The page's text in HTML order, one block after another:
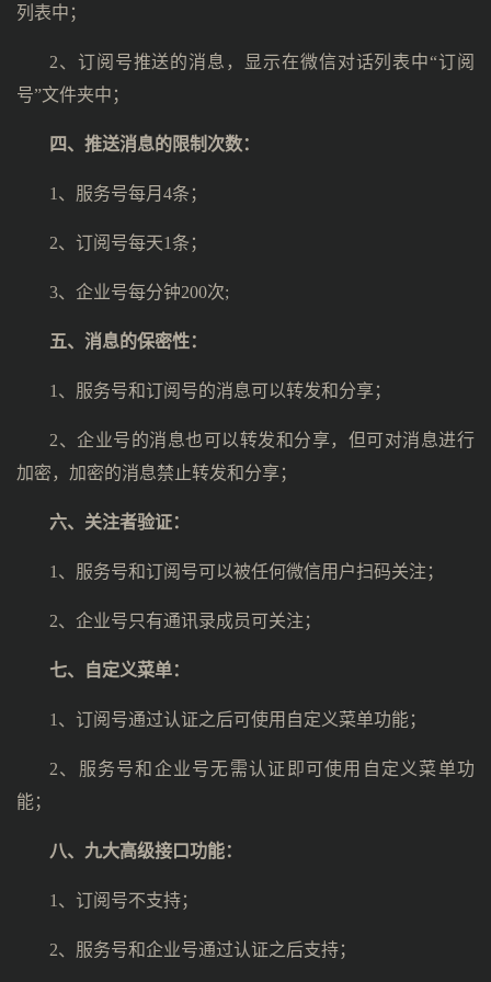
列表中；
2、订阅号推送的消息，显示在微信对话列表中“订阅
号”文件夹中；
四、 推送消息的限制次数：
1、服务号每月4条；
2、订阅号每天1条；
3、企业号每分钟200次;
五、 消息的保密性：
1、服务号和订阅号的消息可以转发和分享；
2、企业号的消息也可以转发和分享，但可对消息进行
加密，加密的消息禁止转发和分享；
六、 关注者验证：
1、服务号和订阅号可以被任何微信用户扫码关注；
2、企业号只有通讯录成员可关注；
七、 自定义菜单：
1、订阅号通过认证之后可使用自定义菜单功能；
2、服务号和企业号无需认证即可使用自定义菜单功
能；
八、 九大高级接口功能：
1、订阅号不支持；
2、服务号和企业号通过认证之后支持；